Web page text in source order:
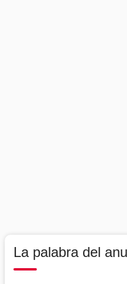
La palabra del